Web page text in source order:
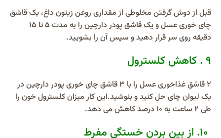
قبل از دوش گرفتن مخلوطی از مقداری روغن زیتون داغ، یک قاشق
چای خوری عسل و یک قاشق پودر دارچین را به مدت ۵ تا ١۵
دقیقه روی سر قرار دهید و سپس آن را بشویید.
9 . کاهش کلسترول
٢ قاشق غذاخوری عسل را با ٣ قاشق چای خوری پودر دارچین در
یک لیوان چای حل کنید و بنوشید.این کار میزان کلسترول خون را
طی ٢ ساعت به ١٠ درصد کاهش می دهد.